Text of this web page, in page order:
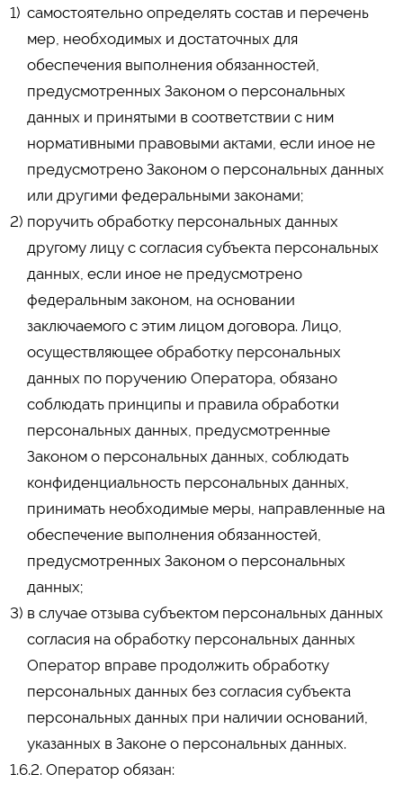
самостоятельно определять состав и перечень
мер, необходимых и достаточных для
обеспечения выполнения обязанностей,
предусмотренных Законом о персональных
данных и принятыми в соответствии с ним
нормативными правовыми актами, если иное не
предусмотрено Законом о персональных данных
или другими федеральными законами;
поручить обработку персональных данных
другому лицу с согласия субъекта персональных
данных, если иное не предусмотрено
федеральным законом, на основании
заключаемого с этим лицом договора. Лицо,
осуществляющее обработку персональных
данных по поручению Оператора, обязано
соблюдать принципы и правила обработки
персональных данных, предусмотренные
Законом о персональных данных, соблюдать
конфиденциальность персональных данных,
принимать необходимые меры, направленные на
обеспечение выполнения обязанностей,
предусмотренных Законом о персональных
данных;
в случае отзыва субъектом персональных данных
согласия на обработку персональных данных
Оператор вправе продолжить обработку
персональных данных без согласия субъекта
персональных данных при наличии оснований,
указанных в Законе о персональных данных.
1.6.2. Оператор обязан: